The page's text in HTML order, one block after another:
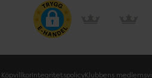
KöpvillkorIntegritetspolicyKlubbens